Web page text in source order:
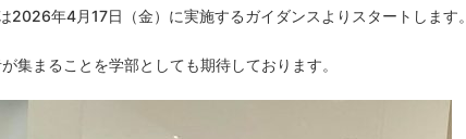
2026年4月17日（金）に実施するガイダンスよりスタートします。
集まることを学部としても期待しております。